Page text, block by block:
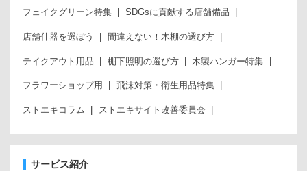
フェイクグリーン特集 SDGsに貢献する店舗備品
店舗什器を選ぼう 間違えない！木棚の選び方
テイクアウト用品 棚下照明の選び方 木製ハンガー特集
フラワーショップ用 飛沫対策・衛生用品特集
ストエキコラム ストエキサイト改善委員会
サービス紹介